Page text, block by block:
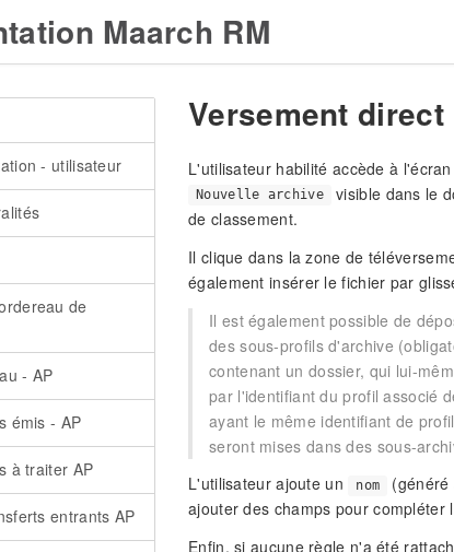
Maarch RM
- utilisateur
de
- AP
émis - AP
à traiter AP
entrants AP
Versement direct
L'utilisateur habilité accède à
Nouvelle archive
visible dans le
de classement.
Il clique dans la zone de
également insérer le fichier par
Il est également possible de
des sous-profils d'archive
contenant un dossier, qui lui-
par l'identifiant du profil associé
ayant le même identifiant de
seront mises dans des sous-
L'utilisateur ajoute un
nom (généré
ajouter des champs pour
Enfin, si aucune règle n'a été